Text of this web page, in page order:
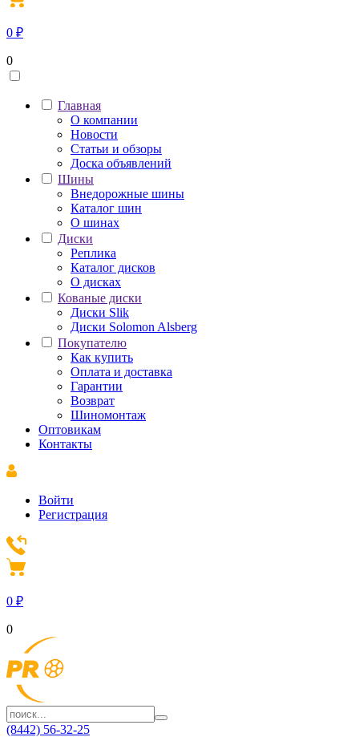
0 ₽
0
Главная
О компании
Новости
Статьи и обзоры
Доска объявлений
Шины
Внедорожные шины
Каталог шин
О шинах
Диски
Реплика
Каталог дисков
О дисках
Кованые диски
Диски Slik
Диски Solomon Alsberg
Покупателю
Как купить
Оплата и доставка
Гарантии
Возврат
Шиномонтаж
Оптовикам
Контакты
Войти
Регистрация
0 ₽
0
(8442) 56-32-25